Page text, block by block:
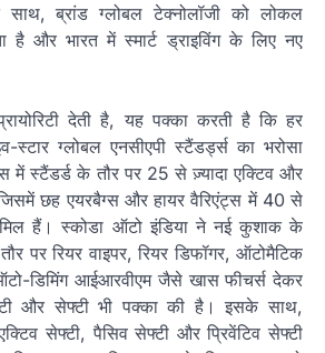
ब्रांड ग्लोबल टेक्नोलॉजी को लोकल
और भारत में स्मार्ट ड्राइविंग के लिए नए
देती है, यह पक्का करती है कि हर
ग्लोबल एनसीएपी स्टैंडर्ड्स का भरोसा
में स्टैंडर्ड के तौर पर 25 से ज़्यादा एक्टिव और
छह एयरबैग्स और हायर वैरिएंट्स में 40 से
हैं। स्कोडा ऑटो इंडिया ने नई कुशाक के
पर रियर वाइपर, रियर डिफॉगर, ऑटोमैटिक
डिमिंग आईआरवीएम जैसे खास फीचर्स देकर
और सेफ्टी भी पक्का की है। इसके साथ,
सेफ्टी, पैसिव सेफ्टी और प्रिवेंटिव सेफ्टी